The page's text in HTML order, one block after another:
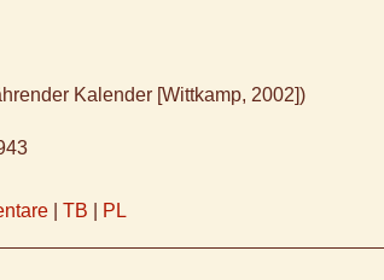
Kalender [Wittkamp, 2002])
TB PL